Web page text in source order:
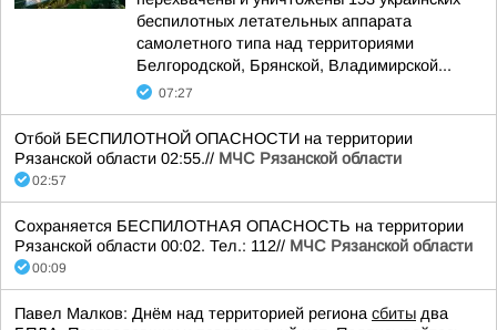
беспилотных летательных аппарата
самолетного типа над территориями
Белгородской, Брянской, Владимирской...
07:27
Отбой БЕСПИЛОТНОЙ ОПАСНОСТИ на территории
Рязанской области 02:55.// МЧС Рязанской области
02:57
Сохраняется БЕСПИЛОТНАЯ ОПАСНОСТЬ на территории
Рязанской области 00:02. Тел.: 112// МЧС Рязанской области
00:09
Павел Малков: Днём над территорией региона сбиты два